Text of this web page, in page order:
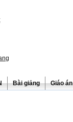
Bài giảng Giáo án